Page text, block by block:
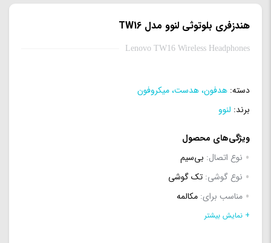
هندزفری بلوتوثی لنوو مدل TW16
Lenovo TW16 Wireless Headphones
دسته: هدفون، هدست، میکروفون
برند: لنوو
ویژگی‌های محصول
نوع اتصال: بی‌سیم
نوع گوشی: تک گوشی
مناسب برای: مکالمه
رابط:بلوتوث
+ نمایش بیشتر